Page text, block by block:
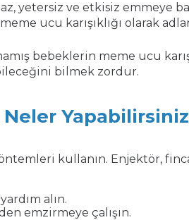
yetersiz ve etkisiz emmeye
ucu karışıklığı olarak
bebeklerin meme ucu
bilmek zordur.
Neler
kullanın. Enjektör,
alın.
emzirmeye çalışın.